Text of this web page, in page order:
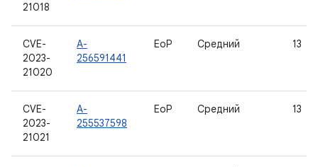
21018
CVE-
2023-
21020
A-
256591441
EoP Средний 13
CVE-
2023-
21021
A-
255537598
EoP Средний 13